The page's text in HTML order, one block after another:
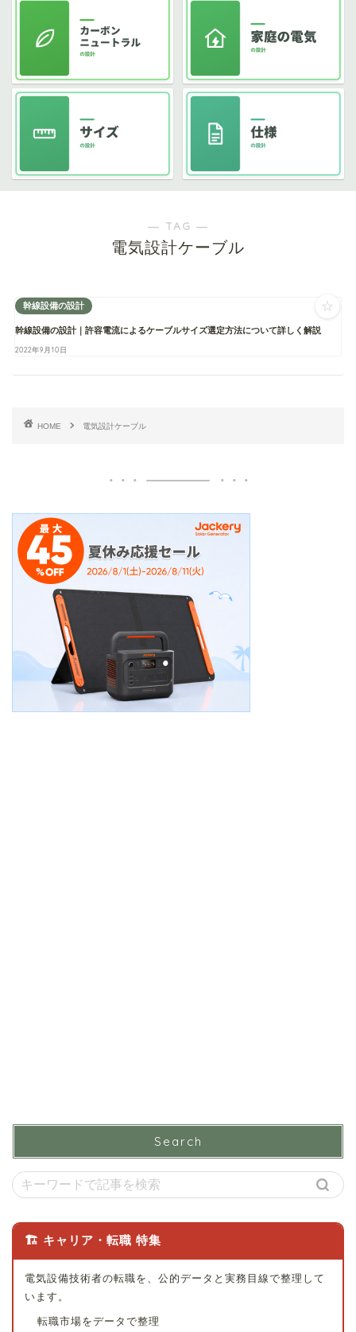
― TAG ―
電気設計ケーブル
幹線設備の設計
幹線設備の設計｜許容電流によるケーブルサイズ選定方法について詳しく解説
2022年9月10日
☆
HOME 電気設計ケーブル
Search
🏗 キャリア・転職 特集
電気設備技術者の転職を、公的データと実務目線で整理して
います。
転職市場をデータで整理